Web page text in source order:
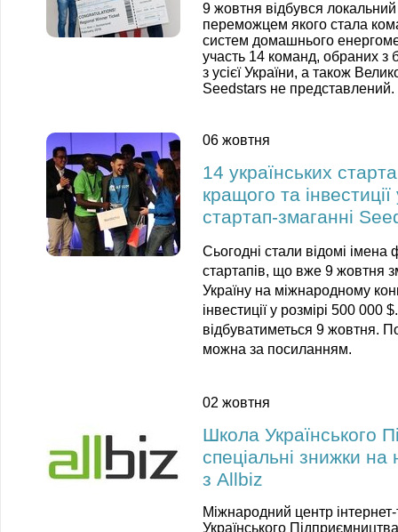
9 жовтня відбувся
переможцем якого стала
систем домашнього
участь 14 команд, обраних з
з усієї України, а також
Seedstars не представлений.
06 жовтня
14 українських
кращого та
стартап-змаганні
Cьогодні стали відомі імена
стартапів, що вже 9 жовтня
Україну на міжнародному
інвестиції у розмірі 500
відбуватиметься 9 жовтня.
можна за посиланням.
02 жовтня
Школа Українського
спеціальні знижки
з Allbiz
Міжнародний центр
Українського